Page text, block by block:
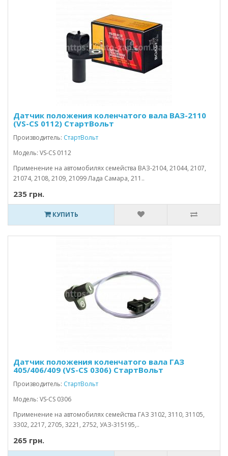
Датчик положения коленчатого вала ВАЗ-2110
(VS-CS 0112) СтартВольт
Производитель: СтартВольт
Модель: VS-CS 0112
Применение на автомобилях семейства ВАЗ-2104, 21044, 2107,
21074, 2108, 2109, 21099 Лада Самара, 211..
235 грн.
КУПИТЬ
Датчик положения коленчатого вала ГАЗ
405/406/409 (VS-CS 0306) СтартВольт
Производитель: СтартВольт
Модель: VS-CS 0306
Применение на автомобилях семейства ГАЗ 3102, 3110, 31105,
3302, 2217, 2705, 3221, 2752, УАЗ-315195,..
265 грн.